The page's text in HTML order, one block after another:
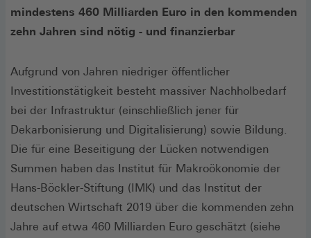
mindestens 460 Milliarden Euro in den kommenden
zehn Jahren sind nötig - und finanzierbar
Aufgrund von Jahren niedriger öffentlicher
Investitionstätigkeit besteht massiver Nachholbedarf
bei der Infrastruktur (einschließlich jener für
Dekarbonisierung und Digitalisierung) sowie Bildung.
Die für eine Beseitigung der Lücken notwendigen
Summen haben das Institut für Makroökonomie der
Hans-Böckler-Stiftung (IMK) und das Institut der
deutschen Wirtschaft 2019 über die kommenden zehn
Jahre auf etwa 460 Milliarden Euro geschätzt (siehe